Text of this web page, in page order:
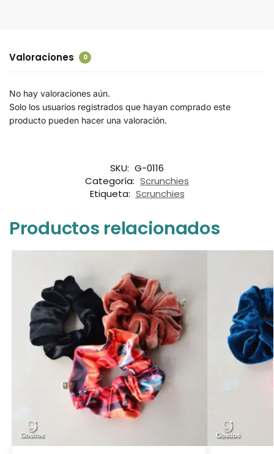
Valoraciones 0
No hay valoraciones aún.
Solo los usuarios registrados que hayan comprado este
producto pueden hacer una valoración.
SKU: G-0116
Categoría: Scrunchies
Etiqueta: Scrunchies
Productos relacionados